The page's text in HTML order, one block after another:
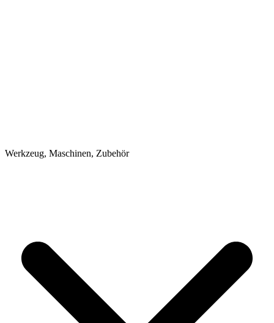
Werkzeug, Maschinen, Zubehör